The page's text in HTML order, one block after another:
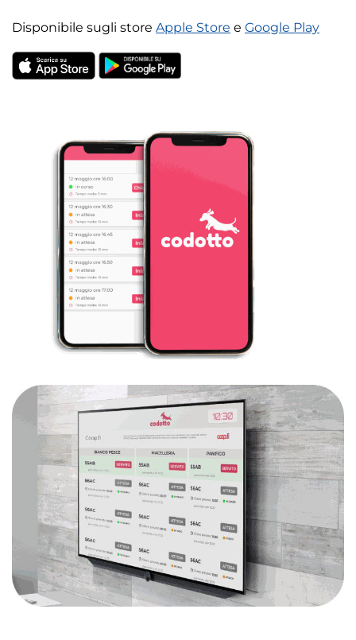
Disponibile sugli store Apple Store e Google Play